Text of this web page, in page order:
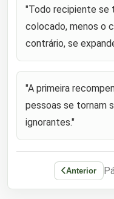
53
igual à
"a paciência é
55
"Com a riqueza,
natal, enquanto
56
"O
(Sayyd Radhi
relatado
57 "A riqueza é o
"Todo recipiente se
colocado, menos o
contrário, se
"A primeira
pessoas se tornam
ignorantes."
Anterior